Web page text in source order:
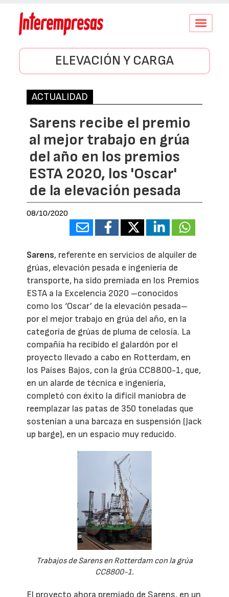
Conmutar
ELEVACIÓN Y CARGA
ACTUALIDAD
Sarens recibe el premio
al mejor trabajo en grúa
del año en los premios
ESTA 2020, los 'Oscar'
de la elevación pesada
08/10/2020
Sarens, referente en servicios de alquiler de
grúas, elevación pesada e ingeniería de
transporte, ha sido premiada en los Premios
ESTA a la Excelencia 2020 –conocidos
como los ‘Oscar’ de la elevación pesada–
por el mejor trabajo en grúa del año, en la
categoría de grúas de pluma de celosía. La
compañía ha recibido el galardón por el
proyecto llevado a cabo en Rotterdam, en
los Países Bajos, con la grúa CC8800-1, que,
en un alarde de técnica e ingeniería,
completó con éxito la difícil maniobra de
reemplazar las patas de 350 toneladas que
sostenían a una barcaza en suspensión (Jack
up barge), en un espacio muy reducido.
Trabajos de Sarens en Rotterdam con la grúa
CC8800-1.